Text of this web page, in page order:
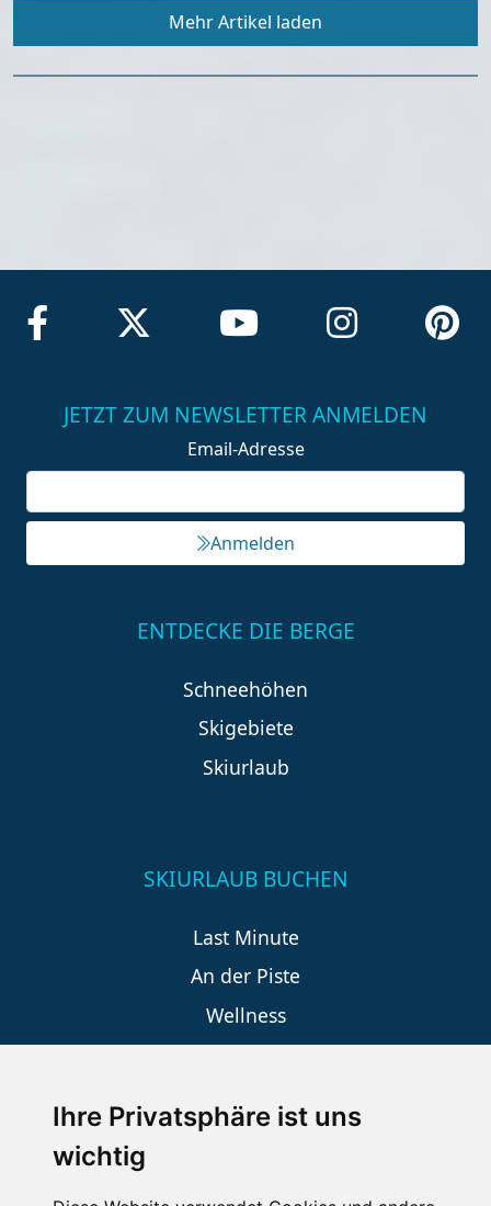
Ihre Privatsphäre ist uns
wichtig
Mehr Artikel laden
JETZT ZUM NEWSLETTER ANMELDEN
Email-Adresse
Anmelden
ENTDECKE DIE BERGE
Schneehöhen
Skigebiete
Skiurlaub
SKIURLAUB BUCHEN
Last Minute
An der Piste
Wellness
SCHNEEHÖHEN SKI APP
Die Schneehoehen Ski APP für iOS und Android - Ein
Muss für alle Wintersportler und Schneefreaks!